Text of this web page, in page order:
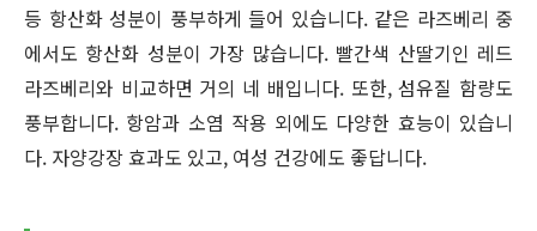
등 항산화 성분이 풍부하게 들어 있습니다. 같은 라즈베리 중
에서도 항산화 성분이 가장 많습니다. 빨간색 산딸기인 레드
라즈베리와 비교하면 거의 네 배입니다. 또한, 섬유질 함량도
풍부합니다. 항암과 소염 작용 외에도 다양한 효능이 있습니
다. 자양강장 효과도 있고, 여성 건강에도 좋답니다.